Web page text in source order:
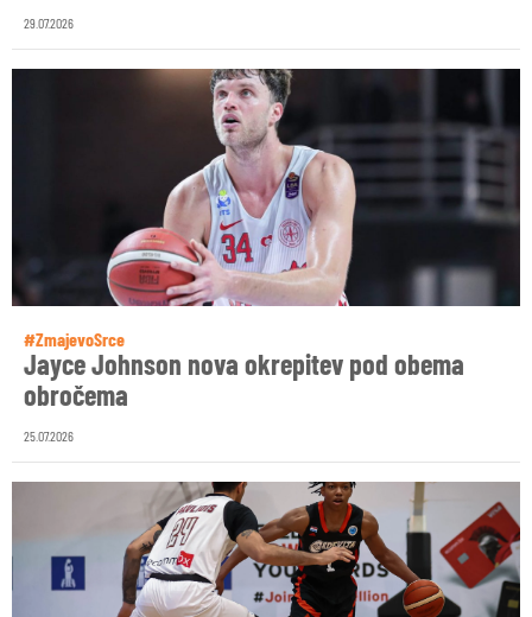
29.07.2026
#ZmajevoSrce
Jayce Johnson nova okrepitev pod obema
obročema
25.07.2026